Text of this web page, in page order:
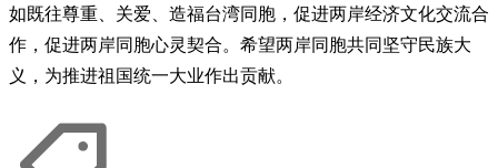
如既往尊重、关爱、造福台湾同胞，促进两岸经济文化交流合
作，促进两岸同胞心灵契合。希望两岸同胞共同坚守民族大
义，为推进祖国统一大业作出贡献。